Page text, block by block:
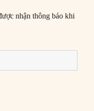
nhận thông báo khi